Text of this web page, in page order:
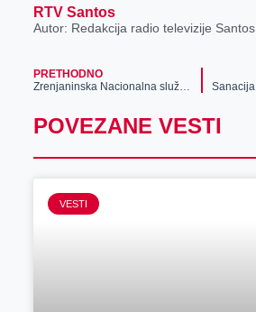
RTV Santos
Autor: Redakcija radio televizije Santos
PRETHODNO
Zrenjaninska Nacionalna služba za zapošljavanje najavila sajam zapošljavanje u Zrenjaninu
POVEZANE VESTI
VESTI